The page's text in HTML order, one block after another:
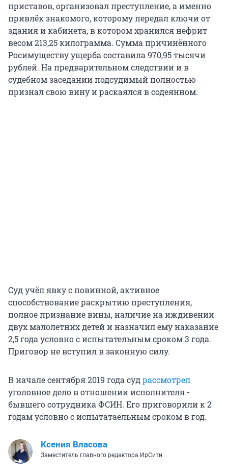
приставов, организовал преступление, а именно
привлёк знакомого, которому передал ключи от
здания и кабинета, в котором хранился нефрит
весом 213,25 килограмма. Сумма причинённого
Росимуществу ущерба составила 970,95 тысячи
рублей. На предварительном следствии и в
судебном заседании подсудимый полностью
признал свою вину и раскаялся в содеянном.
Суд учёл явку с повинной, активное
способствование раскрытию преступления,
полное признание вины, наличие на иждивении
двух малолетних детей и назначил ему наказание
2,5 года условно с испытательным сроком 3 года.
Приговор не вступил в законную силу.
В начале сентября 2019 года судрассмотрел
уголовное дело в отношении исполнителя -
бывшего сотрудника ФСИН. Его приговорили к 2
годам условно с испытатаельным сроком в год.
Ксения Власова
Заместитель главного редактора ИрСити